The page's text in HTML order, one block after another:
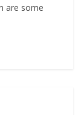
are some